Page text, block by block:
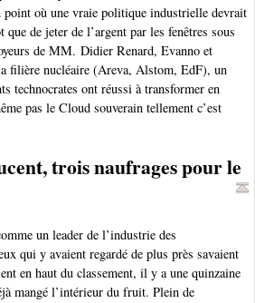
où une vraie politique industrielle devrait
que de jeter de l’argent par les fenêtres sous
de MM. Didier Renard, Evanno et
filière nucléaire (Areva, Alstom, EdF), un
technocrates ont réussi à transformer en
pas le Cloud souverain tellement c’est
trois naufrages pour le
un leader de l’industrie des
qui y avaient regardé de plus près savaient
en haut du classement, il y a une quinzaine
mangé l’intérieur du fruit. Plein de